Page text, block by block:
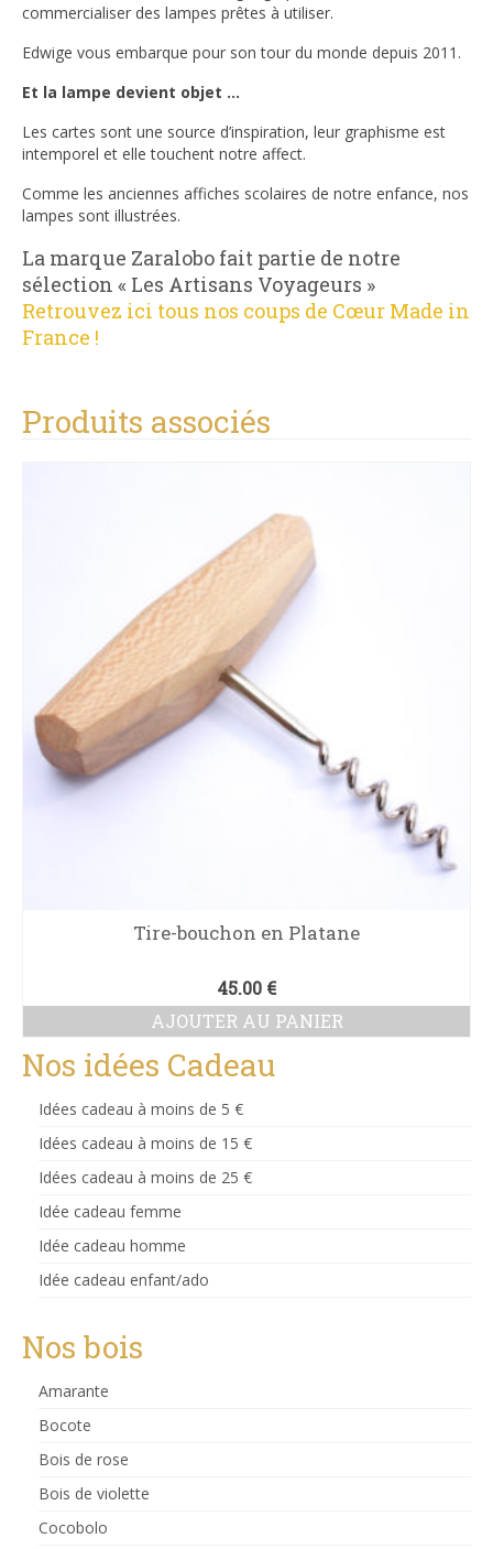
commercialiser des lampes prêtes à utiliser.
Edwige vous embarque pour son tour du monde depuis 2011.
Et la lampe devient objet …
Les cartes sont une source d’inspiration, leur graphisme est
intemporel et elle touchent notre affect.
Comme les anciennes affiches scolaires de notre enfance, nos
lampes sont illustrées.
La marque Zaralobo fait partie de notre
sélection « Les Artisans Voyageurs »
Retrouvez ici tous nos coups de Cœur Made in
France !
Produits associés
Tire-bouchon en Platane
45.00 €
AJOUTER AU PANIER
Nos idées Cadeau
Idées cadeau à moins de 5 €
Idées cadeau à moins de 15 €
Idées cadeau à moins de 25 €
Idée cadeau femme
Idée cadeau homme
Idée cadeau enfant/ado
Nos bois
Amarante
Bocote
Bois de rose
Bois de violette
Cocobolo